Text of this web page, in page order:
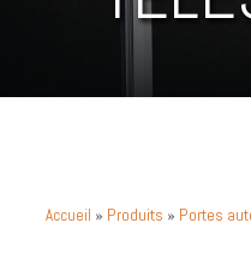
Accueil » Produits » Portes